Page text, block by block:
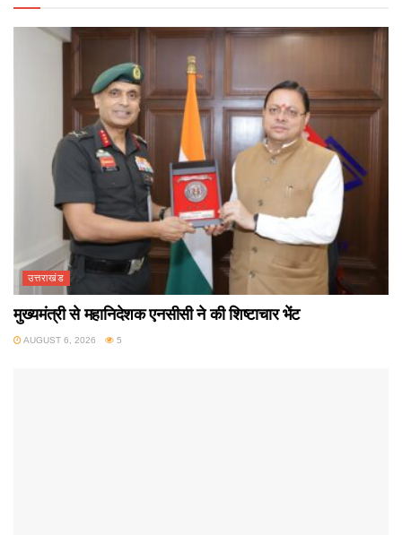
उत्तराखंड
मुख्यमंत्री से महानिदेशक एनसीसी ने की शिष्टाचार भेंट
AUGUST 6, 2026 5